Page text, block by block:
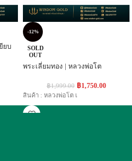
ยบ
-12%
SOLD
OUT
พระเลี่ยมทอง | หลวงพ่อโต
฿1,999.00 ฿1,750.00
สินค้า : หลวงพ่อโต เ